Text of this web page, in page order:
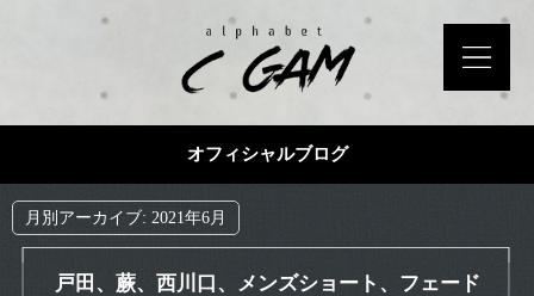
オフィシャルブログ
月別アーカイブ: 2021年6月
戸田、蕨、西川口、メンズショート、フェード